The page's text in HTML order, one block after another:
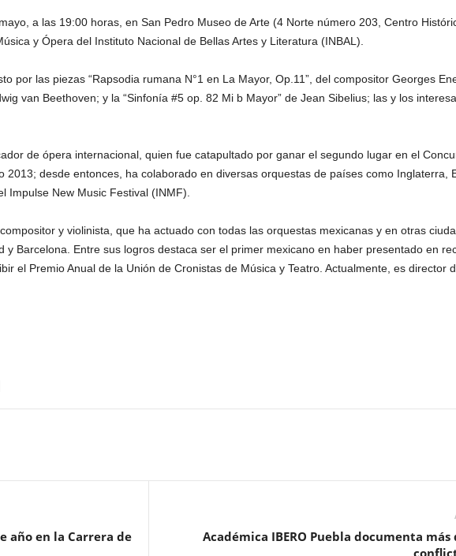
a las 19:00 horas, en San Pedro Museo de Arte (4 Norte número 203, Centro
y Ópera del Instituto Nacional de Bellas Artes y Literatura (INBAL).
por las piezas “Rapsodia rumana N°1 en La Mayor, Op.11”, del compositor Georges
van Beethoven; y la “Sinfonía #5 op. 82 Mi b Mayor” de Jean Sibelius; las y los
de ópera internacional, quien fue catapultado por ganar el segundo lugar en el
2013; desde entonces, ha colaborado en diversas orquestas de países como Inglaterra,
Impulse New Music Festival (INMF).
y violinista, que ha actuado con todas las orquestas mexicanas y en otras
y Barcelona. Entre sus logros destaca ser el primer mexicano en haber presentado en
el Premio Anual de la Unión de Cronistas de Música y Teatro. Actualmente, es director
año en la Carrera de
Académica IBERO Puebla documenta más